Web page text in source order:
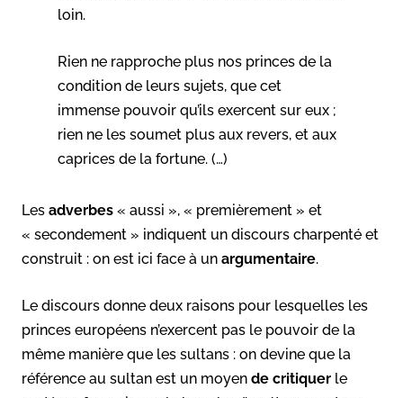
loin.
Rien ne rapproche plus nos princes de la
condition de leurs sujets, que cet
immense pouvoir qu’ils exercent sur eux ;
rien ne les soumet plus aux revers, et aux
caprices de la fortune. (…)
Les adverbes « aussi », « premièrement » et
« secondement » indiquent un discours charpenté et
construit : on est ici face à un argumentaire.
Le discours donne deux raisons pour lesquelles les
princes européens n’exercent pas le pouvoir de la
même manière que les sultans : on devine que la
référence au sultan est un moyen de critiquer le